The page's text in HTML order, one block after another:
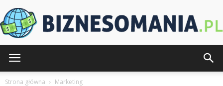
Strona główna Marketing